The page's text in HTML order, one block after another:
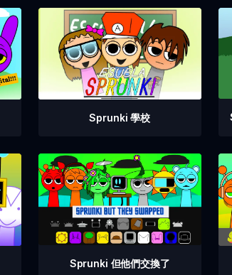
Sprunki 學校
Sprunki 但他們交換了